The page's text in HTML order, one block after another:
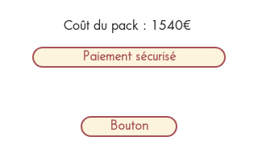
Coût du pack : 1540€
Bouton
Paiement sécurisé